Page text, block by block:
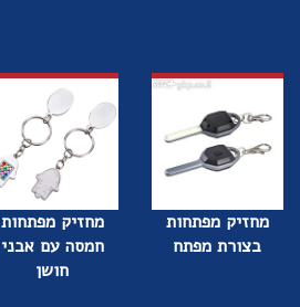
מחזיק מפתחות
בצורת מפתח
מחזיק מפתחות
חמסה עם אבני
חושן